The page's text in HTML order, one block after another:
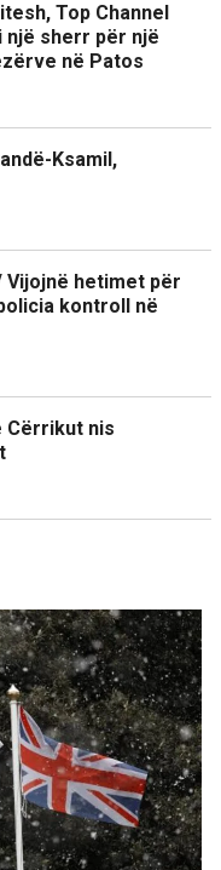
Top Channel
një sherr për një
në Patos
Ksamil,
hetimet për
kontroll në
Cërrikut nis